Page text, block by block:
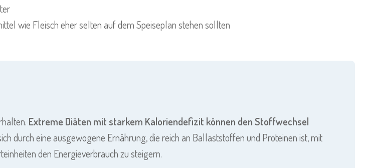
wie Fleisch eher selten auf dem Speiseplan stehen sollten
Extreme Diäten mit starkem Kaloriendefizit können den Stoffwechsel
durch eine ausgewogene Ernährung, die reich an Ballaststoffen und Proteinen ist, mit
den Energieverbrauch zu steigern.